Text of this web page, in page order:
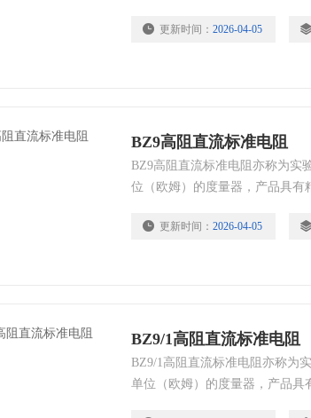
一信号和电力系统中使用的各种
更新时间： 2026-04-05
BZ9高阻直流标准电阻
BZ9高阻直流标准电阻亦称为实
位（欧姆）的度量器，产品具有
统一信号和电力系统中使用的各
更新时间： 2026-04-05
BZ9/1高阻直流标准电阻
BZ9/1高阻直流标准电阻亦称为
单位（欧姆）的度量器，产品具